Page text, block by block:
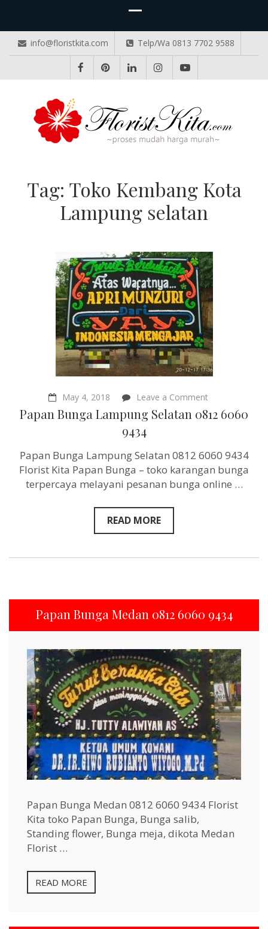
info@floristkita.com Telp/Wa 0813 7702 9588
Tag: Toko Kembang Kota
Lampung selatan
May 4, 2018 Leave a Commenton
Papan
Bunga
6060
9434
Papan Bunga Lampung Selatan 0812 6060
9434
Papan Bunga Lampung Selatan 0812 6060 9434
Florist Kita Papan Bunga – toko karangan bunga
terpercaya melayani pesanan bunga online …
READ MORE
Papan Bunga Medan 0812 6060 9434
Papan Bunga Medan 0812 6060 9434 Florist
Kita toko Papan Bunga, Bunga salib,
Standing flower, Bunga meja, dikota Medan
Florist …
READ MORE